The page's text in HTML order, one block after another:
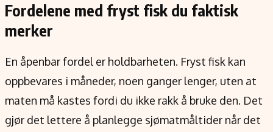
Fordelene med fryst fisk du faktisk
merker
En åpenbar fordel er holdbarheten. Fryst fisk kan
oppbevares i måneder, noen ganger lenger, uten at
maten må kastes fordi du ikke rakk å bruke den. Det
gjør det lettere å planlegge sjømatmåltider når det